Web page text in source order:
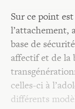
Sur ce point
l’attachement,
base de
affectif et de la
celles-ci à
différents